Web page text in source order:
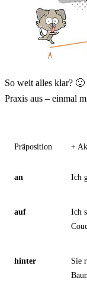
So weit alles klar? 🙂
Praxis aus – einmal
Präposition +
an Ich
auf
Ich
hinter
Sie